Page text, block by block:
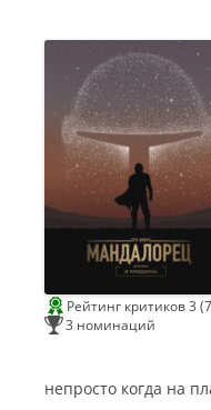
Рейтинг критиков 3
3 номинаций
непросто когда на